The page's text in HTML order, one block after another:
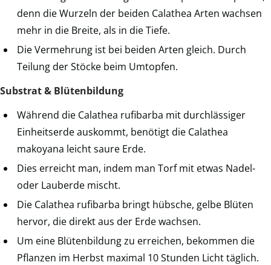
denn die Wurzeln der beiden Calathea Arten wachsen
mehr in die Breite, als in die Tiefe.
Die Vermehrung ist bei beiden Arten gleich. Durch
Teilung der Stöcke beim Umtopfen.
Substrat & Blütenbildung
Während die Calathea rufibarba mit durchlässiger
Einheitserde auskommt, benötigt die Calathea
makoyana leicht saure Erde.
Dies erreicht man, indem man Torf mit etwas Nadel-
oder Lauberde mischt.
Die Calathea rufibarba bringt hübsche, gelbe Blüten
hervor, die direkt aus der Erde wachsen.
Um eine Blütenbildung zu erreichen, bekommen die
Pflanzen im Herbst maximal 10 Stunden Licht täglich.